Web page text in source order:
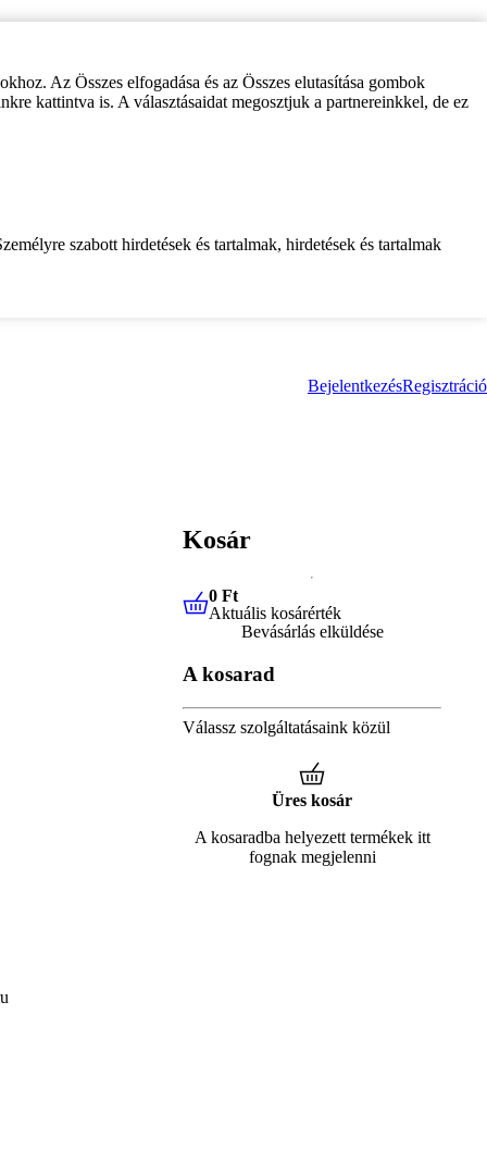
Az Összes elfogadása és az Összes elutasítása gombok
kattintva is. A választásaidat megosztjuk a partnereinkkel, de ez
szabott hirdetések és tartalmak, hirdetések és tartalmak
BejelentkezésRegisztráció
Kosár
0 FtAktuális kosárérték
0 Ft
Aktuális kosárérték
Bevásárlás elküldése
A kosarad
Válassz szolgáltatásaink közül
Üres kosár
A kosaradba helyezett termékek itt
fognak megjelenni